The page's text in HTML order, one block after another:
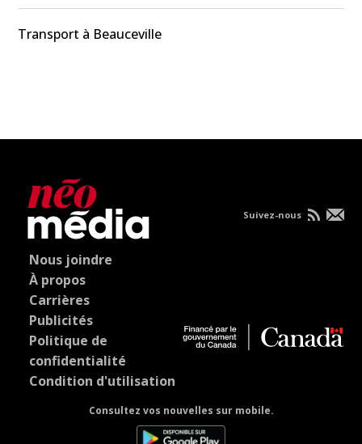
Transport à Beauceville
Nous joindre
À propos
Carrières
Publicités
Politique de
confidentialité
Condition d'utilisation
Consultez vos nouvelles sur mobile.
Suivez-nous